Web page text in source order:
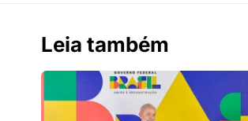
Leia também